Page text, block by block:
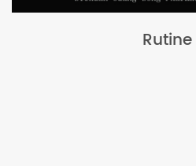
Rutine